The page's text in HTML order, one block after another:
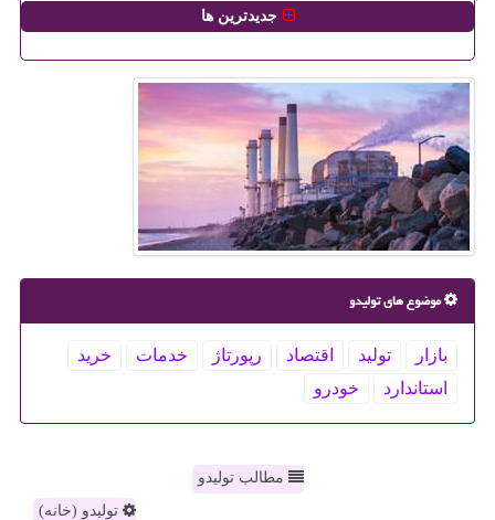
جدیدترین ها
موضوع های تولیدو
بازار تولید اقتصاد رپورتاژ خدمات
خرید
استاندارد
خودرو
مطالب تولیدو
تولیدو (خانه)